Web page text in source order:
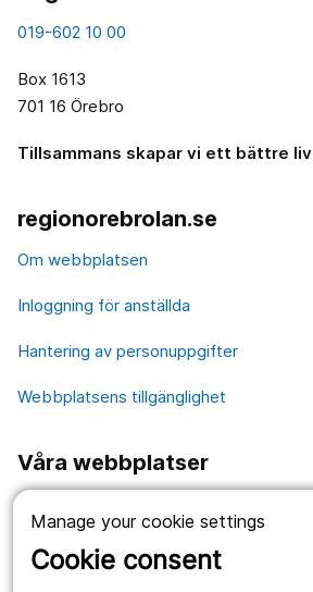
Manage your cookie settings
Cookie consent
019-602 10 00
Box 1613
701 16 Örebro
Tillsammans skapar vi ett bättre liv
regionorebrolan.se
Om webbplatsen
Inloggning för anställda
Hantering av personuppgifter
Webbplatsens tillgänglighet
Våra webbplatser
Länstrafiken